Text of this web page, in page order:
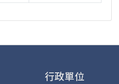
行政單位